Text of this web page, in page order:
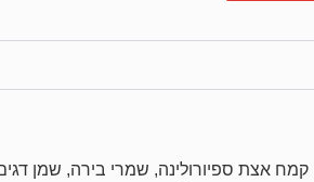
אצת ספיורולינה, שמרי בירה, שמן